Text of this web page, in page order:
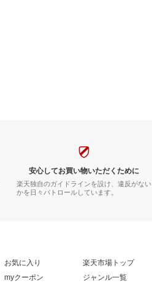
安心してお買い物いただくために
楽天独自のガイドラインを設け、違反がない
かを日々パトロールしています。
お気に入り
myクーポン
楽天市場トップ
ジャンル一覧